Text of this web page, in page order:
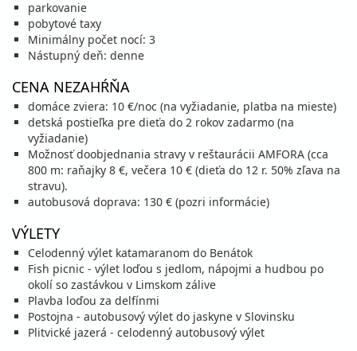
28.08. - 07.09.26
vlastná
vlastná
29.08. - 05.09.26 sobota - sobota
vlastná
vlastná
cena za 8 dní (7 nocí)
vypočítať cenu
september 2026
04.09. - 14.09.26 piatok - pondelok
vlastná
vlastná
Zľava
35%
842 €
cena za 11 dní (10 nocí)
vypočítať cenu
05.09. - 12.09.26 sobota - sobota
parkovanie
pobytové taxy
Minimálny počet nocí: 3
Nástupný deň: denne
CENA NEZAHŔŇA
domáce zviera: 10 €/noc (na vyžiadanie, platba na mieste)
detská postieľka pre dieťa do 2 rokov zadarmo (na
vyžiadanie)
Možnosť doobjednania stravy v reštaurácii AMFORA (cca
800 m: raňajky 8 €, večera 10 € (dieťa do 12 r. 50% zľava na
stravu).
autobusová doprava: 130 € (pozri informácie)
VÝLETY
Celodenný výlet katamaranom do Benátok
Fish picnic - výlet loďou s jedlom, nápojmi a hudbou po
okolí so zastávkou v Limskom zálive
Plavba loďou za delfínmi
Postojna - autobusový výlet do jaskyne v Slovinsku
Plitvické jazerá - celodenný autobusový výlet